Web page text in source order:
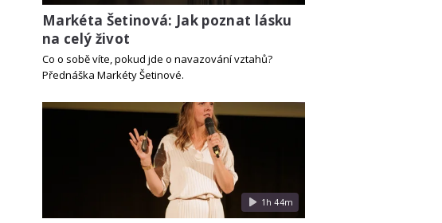
Markéta Šetinová: Jak poznat lásku
na celý život
Co o sobě víte, pokud jde o navazování vztahů?
Přednáška Markéty Šetinové.
1h 44m